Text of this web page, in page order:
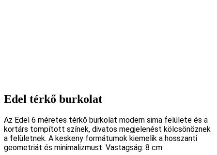
Edel térkő burkolat
Az Edel 6 méretes térkő burkolat modern sima felülete és a
kortárs tompított színek, divatos megjelenést kölcsönöznek
a felületnek. A keskeny formátumok kiemelik a hosszanti
geometriát és minimalizmust. Vastagság: 8 cm